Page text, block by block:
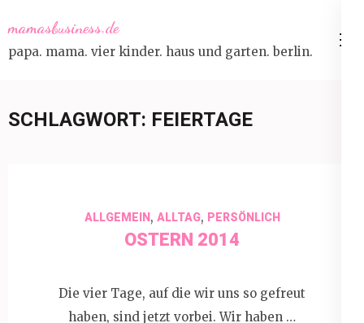
to
content
mamasbusiness.de
papa. mama. vier kinder. haus und garten. berlin.
SCHLAGWORT: FEIERTAGE
ALLGEMEIN, ALLTAG, PERSÖNLICH
OSTERN 2014
Die vier Tage, auf die wir uns so gefreut
haben, sind jetzt vorbei. Wir haben …